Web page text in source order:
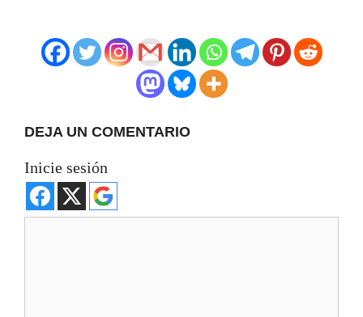
DEJA UN COMENTARIO
Inicie sesión